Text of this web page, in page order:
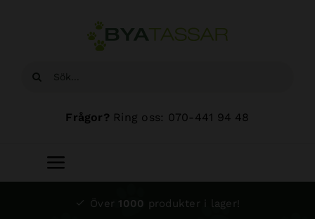
Sök
Frågor? Ring oss: 070-441 94 48
Toggle
Navigation
Över 1000 produkter i lager!